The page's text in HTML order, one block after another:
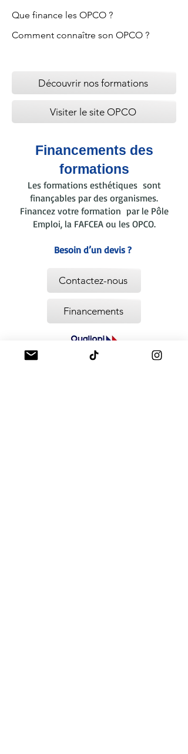
Que finance les OPCO ?
Comment connaître son OPCO ?
Découvrir nos formations
Visiter le site OPCO
Financements des
formations
Les formations esthétiques sont
finançables par des organismes.
Financez votre formation par le Pôle
Emploi, la FAFCEA ou les OPCO.
Besoin d’un devis ?
Contactez-nous
Financements
"La certification